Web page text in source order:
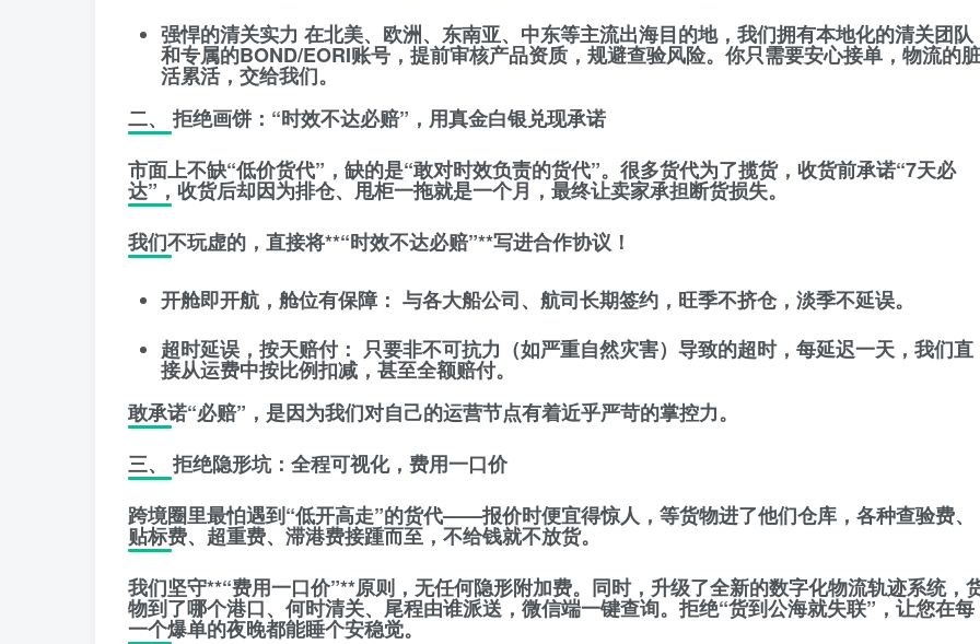
强悍的清关实力 在北美、欧洲、东南亚、中东等主流出海目的地，我们拥有本地化的清关团队
和专属的BOND/EORI账号，提前审核产品资质，规避查验风险。你只需要安心接单，物流的脏
活累活，交给我们。
​二、 拒绝画饼：“时效不达必赔”，用真金白银兑现承诺
​市面上不缺“低价货代”，缺的是“敢对时效负责的货代”。很多货代为了揽货，收货前承诺“7天必
达”，收货后却因为排仓、甩柜一拖就是一个月，最终让卖家承担断货损失。
​我们不玩虚的，直接将**“时效不达必赔”**写进合作协议！
开舱即开航，舱位有保障： 与各大船公司、航司长期签约，旺季不挤仓，淡季不延误。
超时延误，按天赔付： 只要非不可抗力（如严重自然灾害）导致的超时，每延迟一天，我们直
接从运费中按比例扣减，甚至全额赔付。
​敢承诺“必赔”，是因为我们对自己的运营节点有着近乎严苛的掌控力。
​三、 拒绝隐形坑：全程可视化，费用一口价
​跨境圈里最怕遇到“低开高走”的货代——报价时便宜得惊人，等货物进了他们仓库，各种查验费、
贴标费、超重费、滞港费接踵而至，不给钱就不放货。
我们坚守**“费用一口价”**原则，无任何隐形附加费。同时，升级了全新的数字化物流轨迹系统，
物到了哪个港口、何时清关、尾程由谁派送，微信端一键查询。拒绝“货到公海就失联”，让您在每
一个爆单的夜晚都能睡个安稳觉。